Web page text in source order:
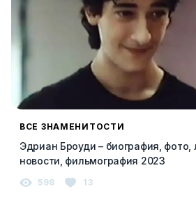
ВСЕ ЗНАМЕНИТОСТИ
Эдриан Броуди – биография, фото,
новости, фильмография 2023
598 13